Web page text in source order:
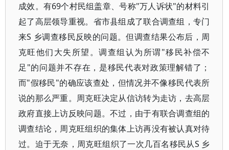
成效。有69个村民组盖章、号称"万人诉状"的材料引
起了高层领导重视。省市县组成了联合调查组，专门
来S 乡调查移民反映的问题。但调查结果公布后，周
克旺他们大失所望。调查组认为所谓"移民补偿不
足"的问题并不存在，是移民代表对政策理解错了；
而"假移民"的确应该查处，但情况并不像移民代表所
说的那么严重。周克旺决定从信访转为走访，去高层
政府直接上访反映问题。不过，由于有联合调查组的
调查结论，周克旺组织的集体上访再没有被认真对待
过。迫于无奈，周克旺组织了一次几百名移民从S 乡